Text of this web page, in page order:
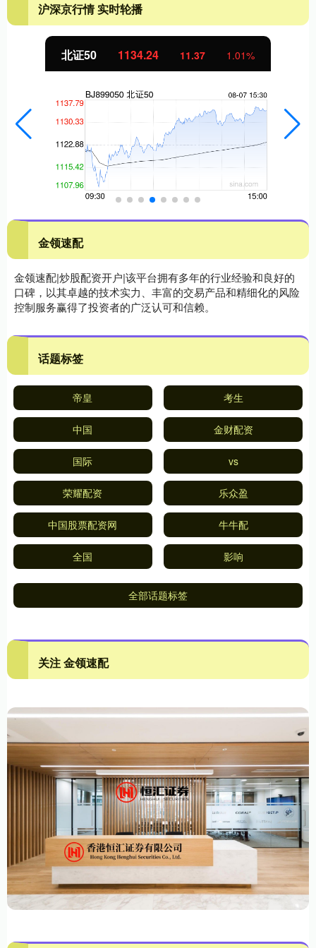
沪深京行情 实时轮播
北证50 1134.24 11.37 1.01%
金领速配
金领速配|炒股配资开户|该平台拥有多年的行业经验和良好的
口碑，以其卓越的技术实力、丰富的交易产品和精细化的风险
控制服务赢得了投资者的广泛认可和信赖。
话题标签
帝皇 考生
中国 金财配资
国际 vs
荣耀配资 乐众盈
中国股票配资网 牛牛配
全国 影响
全部话题标签
关注 金领速配